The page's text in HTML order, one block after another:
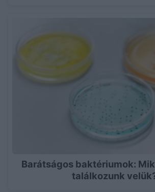
Barátságos baktériumok:
találkozunk